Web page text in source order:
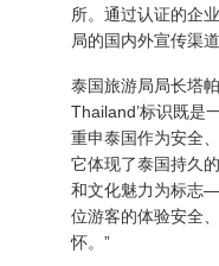
所。通过认证的企
局的国内外宣传渠
泰国旅游局局长塔
Thailand’标识既是
重申泰国作为安全
它体现了泰国持久
和文化魅力为标志
位游客的体验安全
怀。”